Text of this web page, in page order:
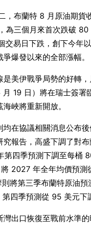
，布蘭特 8 月原油期貨
為三個月來首次跌破 80
交易日下跌，創下今年
爆發以來的全部漲幅。
是美伊戰爭局勢的好轉
19 日）將在瑞士簽署
峽將重新開放。
均在協議相關消息公布
究報告，高盛下調了對
第四季預測下調至每桶
2027 年全年均價預測
將第三季布蘭特原油預
四季預測從 95 美元下
灣出口恢復至戰前水準